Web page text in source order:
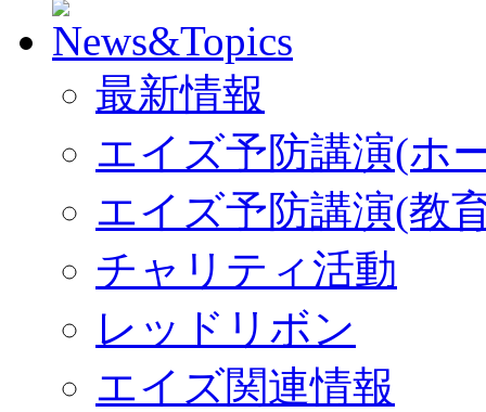
最新情報
エイズ予防講演(ホ
エイズ予防講演(教
チャリティ活動
レッドリボン
エイズ関連情報